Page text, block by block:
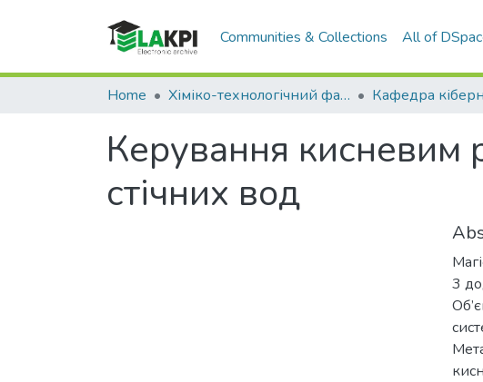
Communities & Collections All of
Home Хіміко-технологічний факультет (ХТФ)
Керування кисневим
стічних вод
3